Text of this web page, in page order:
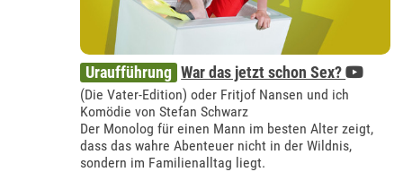
Uraufführung War das jetzt schon Sex?
(Die Vater-Edition) oder Fritjof Nansen und ich
Komödie von Stefan Schwarz
Der Monolog für einen Mann im besten Alter zeigt,
dass das wahre Abenteuer nicht in der Wildnis,
sondern im Familienalltag liegt.